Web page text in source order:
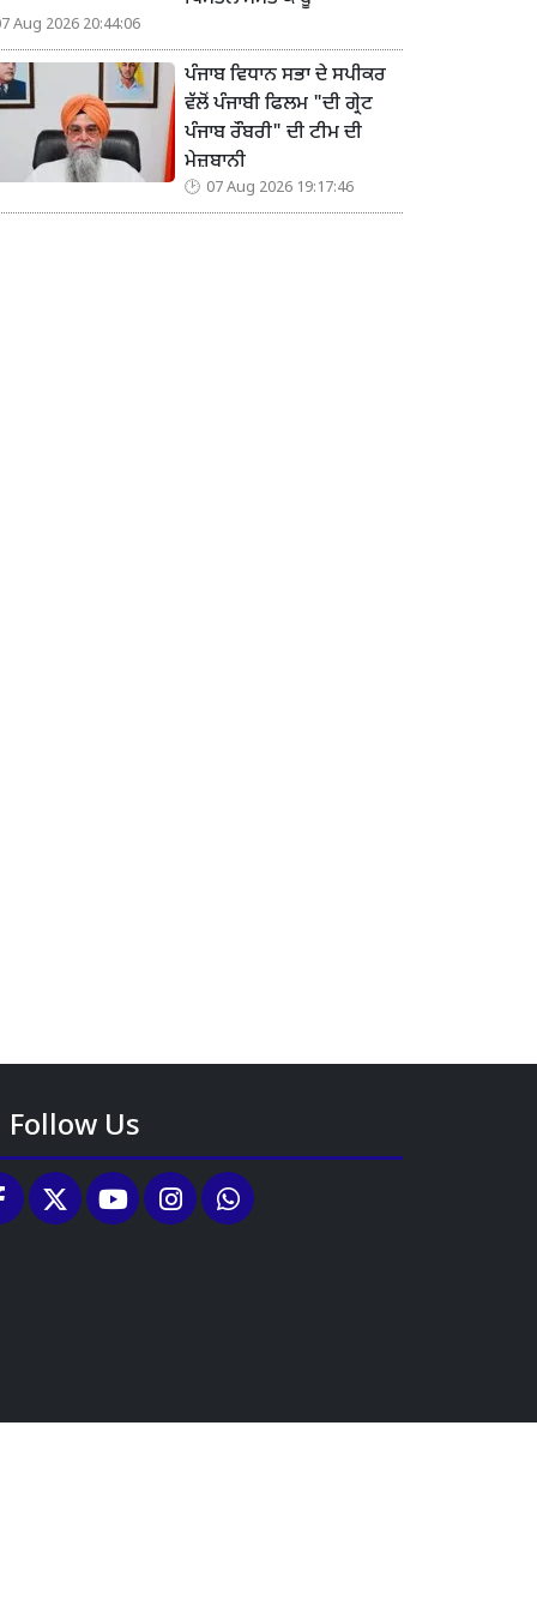
Aug 2026 20:44:06
ਪੰਜਾਬ ਵਿਧਾਨ ਸਭਾ ਦੇ ਸਪੀਕਰ
ਵੱਲੋਂ ਪੰਜਾਬੀ ਫਿਲਮ "ਦੀ ਗ੍ਰੇਟ
ਪੰਜਾਬ ਰੌਬਰੀ" ਦੀ ਟੀਮ ਦੀ
ਮੇਜ਼ਬਾਨੀ
07 Aug 2026 19:17:46
Follow Us